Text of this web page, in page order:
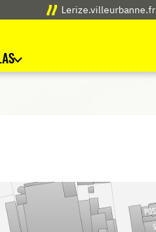
Lerize.villeurbanne.fr